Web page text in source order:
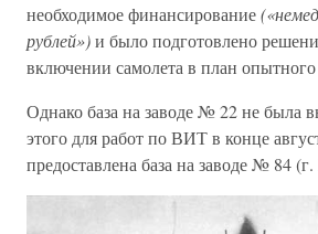
необходимое финансирование
рублей»)и было подготовлено
включении самолета в план опытного
Однако база на заводе № 22 не была
этого для работ по ВИТ в конце
предоставлена база на заводе № 84